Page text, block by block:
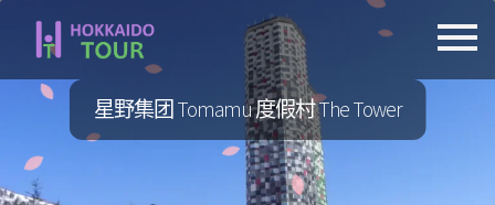
至
導
至
主
容
星野集团 Tomamu 度假村 The Tower